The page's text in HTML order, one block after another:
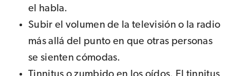
el habla.
Subir el volumen de la televisión o la radio
más allá del punto en que otras personas
se sienten cómodas.